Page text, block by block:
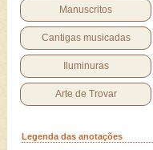
Manuscritos
Cantigas musicadas
Iluminuras
Arte de Trovar
Legenda das anotações